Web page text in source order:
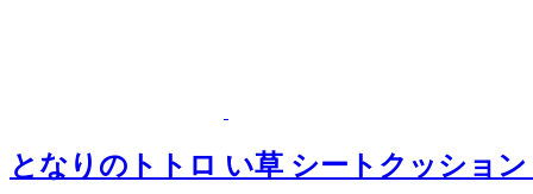
となりのトトロ い草 シートクッション